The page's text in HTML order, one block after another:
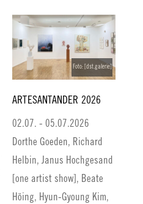
Foto: [dst.galerie]
ARTESANTANDER 2026
02.07. - 05.07.2026
Dorthe Goeden, Richard
Helbin, Janus Hochgesand
[one artist show], Beate
Höing, Hyun-Gyoung Kim,